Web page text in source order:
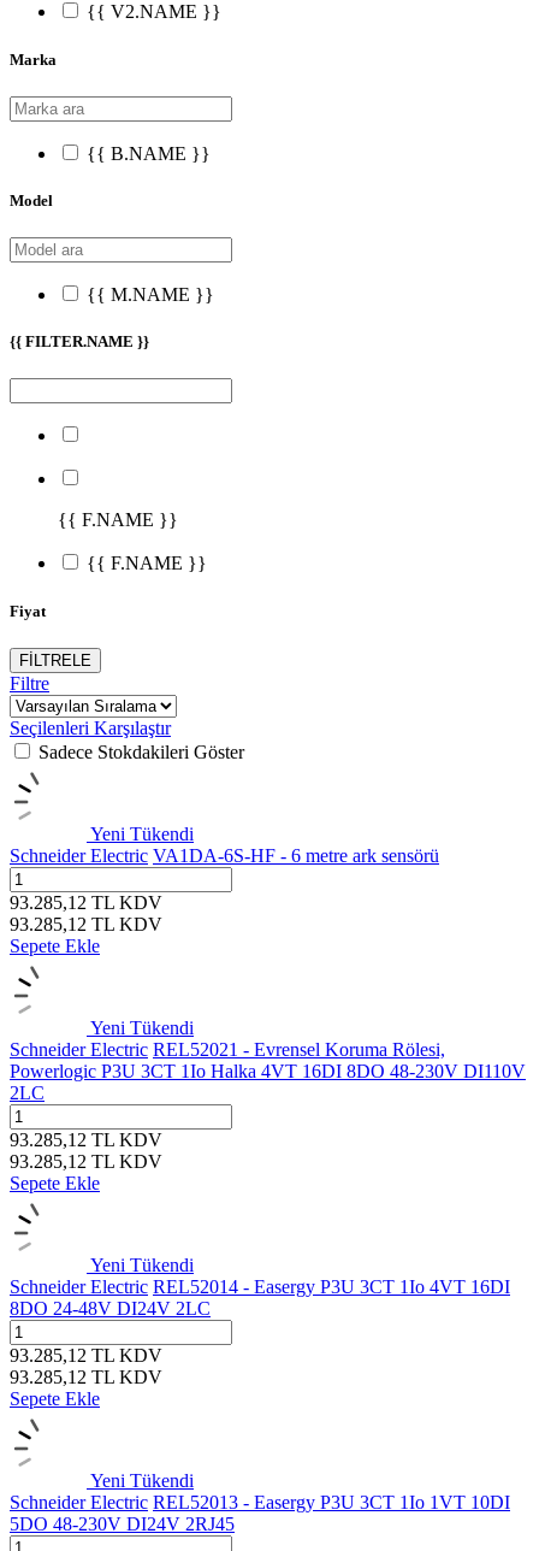
{{ V2.NAME }}
Marka
{{ B.NAME }}
Model
{{ M.NAME }}
{{ FILTER.NAME }}
{{ F.NAME }}
{{ F.NAME }}
Fiyat
FİLTRELE
Filtre
Seçilenleri Karşılaştır
Sadece Stokdakileri Göster
Yeni Tükendi
Schneider Electric VA1DA-6S-HF - 6 metre ark sensörü
93.285,12 TL KDV
93.285,12 TL KDV
Sepete Ekle
Yeni Tükendi
Schneider Electric REL52021 - Evrensel Koruma Rölesi,
Powerlogic P3U 3CT 1Io Halka 4VT 16DI 8DO 48-230V DI110V
2LC
93.285,12 TL KDV
93.285,12 TL KDV
Sepete Ekle
Yeni Tükendi
Schneider Electric REL52014 - Easergy P3U 3CT 1Io 4VT 16DI
8DO 24-48V DI24V 2LC
93.285,12 TL KDV
93.285,12 TL KDV
Sepete Ekle
Yeni Tükendi
Schneider Electric REL52013 - Easergy P3U 3CT 1Io 1VT 10DI
5DO 48-230V DI24V 2RJ45